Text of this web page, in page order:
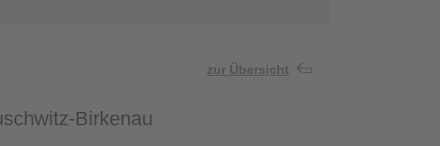
zur Übersicht
Birkenau